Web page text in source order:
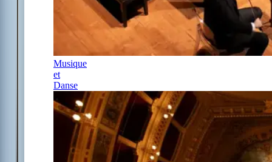
Musique
et
Danse